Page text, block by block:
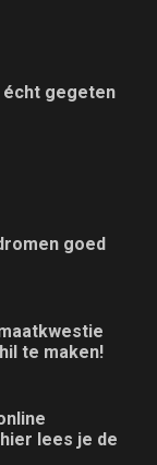
écht gegeten
goed
te maken!
lees je de